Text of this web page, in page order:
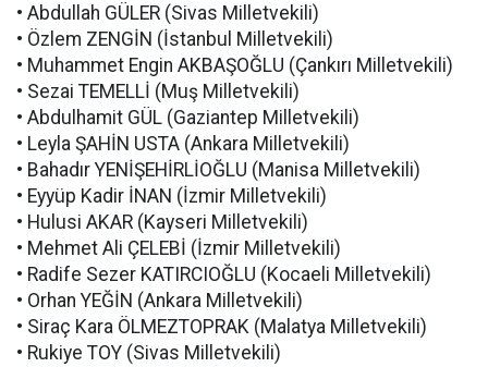
• Abdullah GÜLER (Sivas Milletvekili)
• Özlem ZENGİN (İstanbul Milletvekili)
• Muhammet Engin AKBAŞOĞLU (Çankırı Milletvekili)
• Sezai TEMELLİ (Muş Milletvekili)
• Abdulhamit GÜL (Gaziantep Milletvekili)
• Leyla ŞAHİN USTA (Ankara Milletvekili)
• Bahadır YENİŞEHİRLİOĞLU (Manisa Milletvekili)
• Eyyüp Kadir İNAN (İzmir Milletvekili)
• Hulusi AKAR (Kayseri Milletvekili)
• Mehmet Ali ÇELEBİ (İzmir Milletvekili)
• Radife Sezer KATIRCIOĞLU (Kocaeli Milletvekili)
• Orhan YEĞİN (Ankara Milletvekili)
• Siraç Kara ÖLMEZTOPRAK (Malatya Milletvekili)
• Rukiye TOY (Sivas Milletvekili)